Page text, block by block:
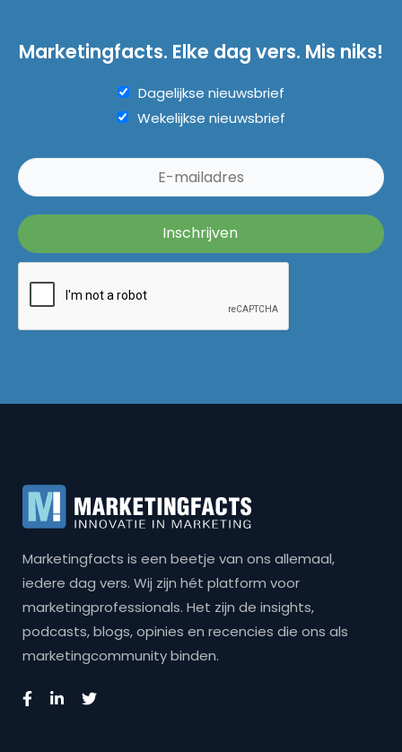
Marketingfacts. Elke dag vers. Mis niks!
Dagelijkse nieuwsbrief
Wekelijkse nieuwsbrief
Marketingfacts is een beetje van ons allemaal,
iedere dag vers. Wij zijn hét platform voor
marketingprofessionals. Het zijn de insights,
podcasts, blogs, opinies en recencies die ons als
marketingcommunity binden.